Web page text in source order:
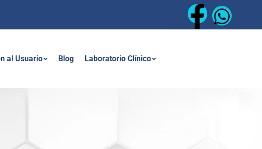
al Usuario Blog Laboratorio Clínico